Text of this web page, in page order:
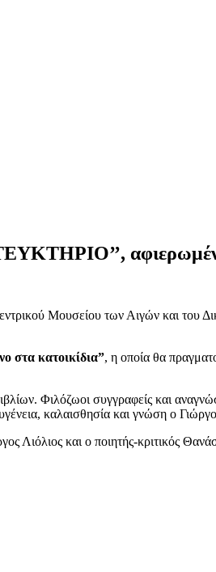
Μουσείου των Αιγών και του
στα κατοικίδια”, η οποία θα
Φιλόζωοι συγγραφείς και
καλαισθησία και γνώση ο
Λιόλιος και ο ποιητής-κριτικός